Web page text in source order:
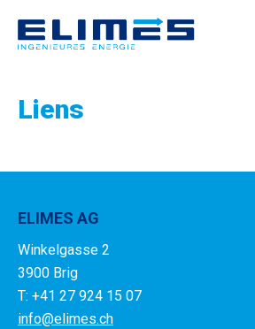
Liens
ELIMES AG
Winkelgasse 2
3900 Brig
T: +41 27 924 15 07
info@elimes.ch